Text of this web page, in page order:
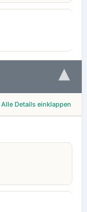
▾
Alle Details einklappen